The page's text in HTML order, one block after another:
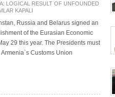
LOGICAL RESULT OF UNFOUNDED
KAPALI
Russia and Belarus signed an
of the Eurasian Economic
29 this year. The Presidents must
Customs Union